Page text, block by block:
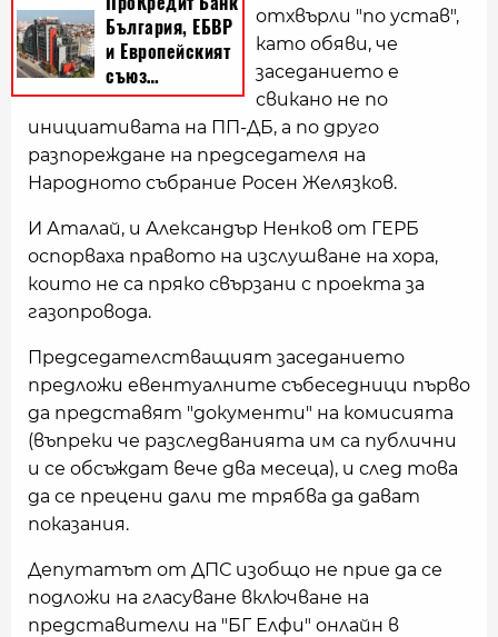
отхвърли "по устав",
като обяви, че
заседанието е
свикано не по
инициативата на ПП-ДБ, а по друго
разпореждане на председателя на
Народното събрание Росен Желязков.
И Аталай, и Александър Ненков от ГЕРБ
оспорваха правото на изслушване на хора,
които не са пряко свързани с проекта за
газопровода.
Председателстващият заседанието
предложи евентуалните събеседници първо
да представят "документи" на комисията
(въпреки че разследванията им са публични
и се обсъждат вече два месеца), и след това
да се прецени дали те трябва да дават
показания.
Депутатът от ДПС изобщо не прие да се
подложи на гласуване включване на
представители на "БГ Елфи" онлайн в